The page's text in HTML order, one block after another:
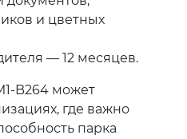
и цветных
— 12 месяцев.
B264 может
где важно
парка